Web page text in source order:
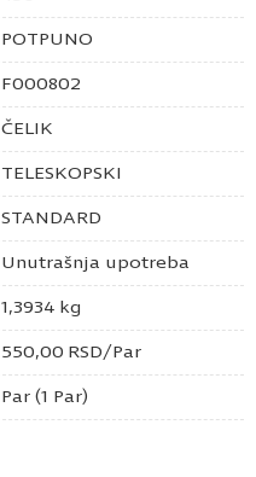
POTPUNO
F000802
ČELIK
TELESKOPSKI
STANDARD
Unutrašnja upotreba
1,3934 kg
550,00 RSD/Par
Par (1 Par)